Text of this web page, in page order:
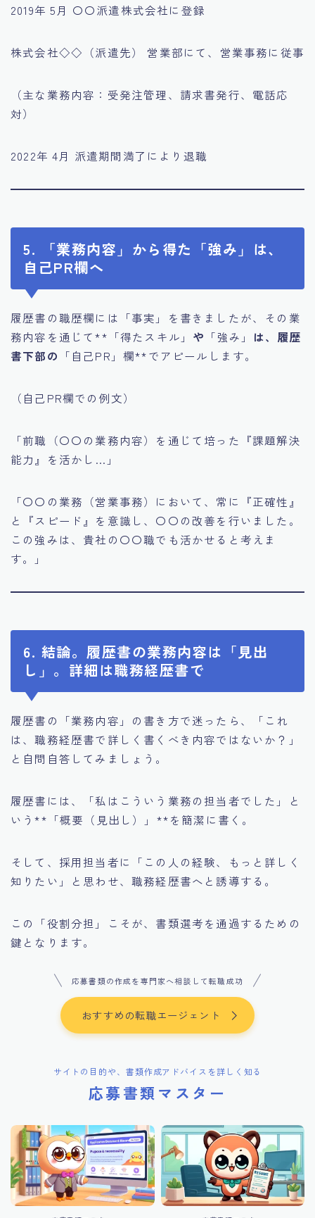
2019年 5月 〇〇派遣株式会社に登録
株式会社◇◇（派遣先） 営業部にて、営業事務に従事
（主な業務内容：受発注管理、請求書発行、電話応
対）
2022年 4月 派遣期間満了により退職
5. 「業務内容」から得た「強み」は、
自己PR欄へ
履歴書の職歴欄には「事実」を書きましたが、その業
務内容を通じて**「得たスキル」 や 「強み」 は、履歴
書下部の 「自己PR」欄**でアピールします。
（自己PR欄での例文）
「前職（〇〇の業務内容）を通じて培った『課題解決
能力』を活かし…」
「〇〇の業務（営業事務）において、常に『正確性』
と『スピード』を意識し、〇〇の改善を行いました。
この強みは、貴社の〇〇職でも活かせると考えま
す。」
6. 結論。履歴書の業務内容は「見出
し」。詳細は職務経歴書で
履歴書の「業務内容」の書き方で迷ったら、「これ
は、職務経歴書で詳しく書くべき内容ではないか？」
と自問自答してみましょう。
履歴書には、「私はこういう業務の担当者でした」と
いう**「概要（見出し）」**を簡潔に書く。
そして、採用担当者に「この人の経験、もっと詳しく
知りたい」と思わせ、職務経歴書へと誘導する。
この「役割分担」こそが、書類選考を通過するための
鍵となります。
応募書類の作成を専門家へ相談して転職成功
おすすめの転職エージェント
サイトの目的や、書類作成アドバイスを詳しく知る
応募書類マスター